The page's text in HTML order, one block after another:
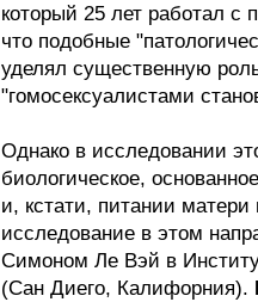
который 25 лет работал
что подобные
уделял существенную
"гомосексуалистами
Однако в исследовании
биологическое,
и, кстати, питании
исследование в этом
Симоном Ле Вэй в
(Сан Диего, Калифорния).